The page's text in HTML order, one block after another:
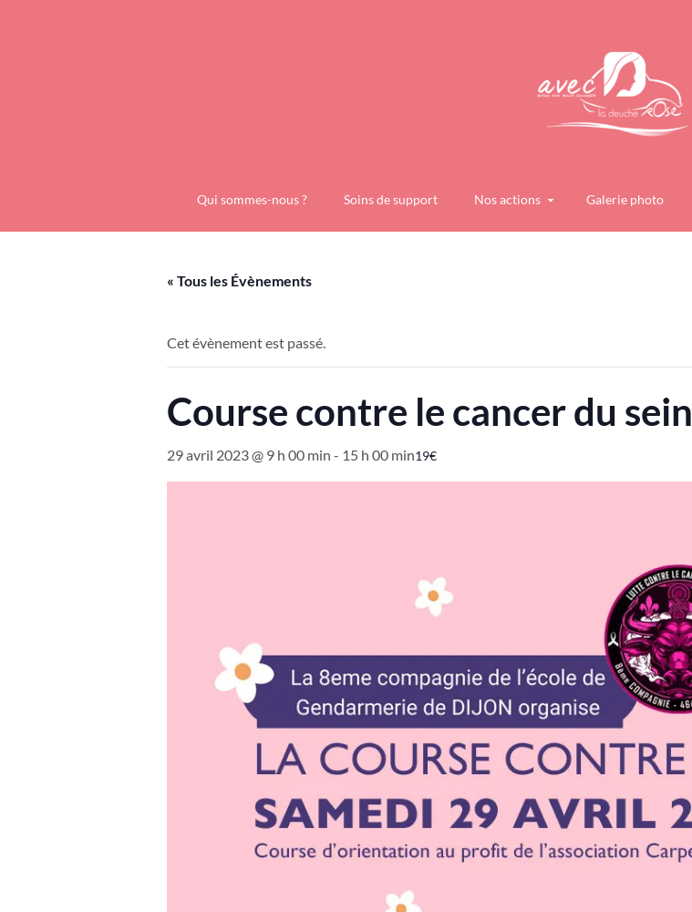
Qui sommes-nous ? Soins de support Nos actions Galerie photo
« Tous les Évènements
Cet évènement est passé.
Course contre le cancer du sein
29 avril 2023 @ 9 h 00 min - 15 h 00 min19€